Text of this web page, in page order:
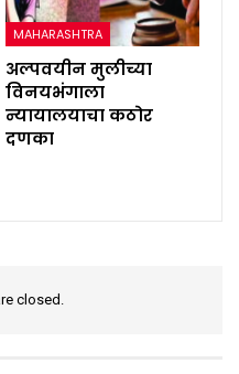
MAHARASHTRA
अल्पवयीन मुलीच्या
विनयभंगाला
न्यायालयाचा कठोर
दणका
closed.